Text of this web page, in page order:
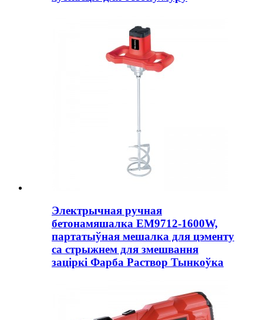
Электрычная ручная
бетонамяшалка EM9712-1600W,
партатыўная мешалка для цэменту
са стрыжнем для змешвання
заціркі Фарба Раствор Тынкоўка